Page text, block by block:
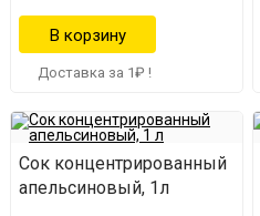
Доставка за 1₽ !
Сок концентрированный
апельсиновый, 1л